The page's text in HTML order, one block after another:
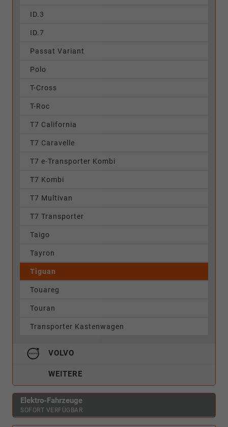
ID.3
ID.7
Passat Variant
Polo
T-Cross
T-Roc
T7 California
T7 Caravelle
T7 e-Transporter Kombi
T7 Kombi
T7 Multivan
T7 Transporter
Taigo
Tayron
Tiguan
Touareg
Touran
Transporter Kastenwagen
VOLVO
WEITERE
Elektro-Fahrzeuge
SOFORT VERFÜGBAR